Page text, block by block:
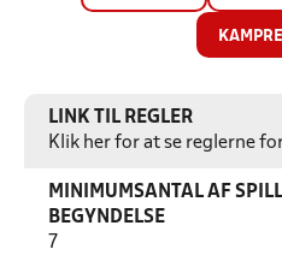
LINK TIL REGLER
Klik her for at se reglerne
MINIMUMSANTAL AF
BEGYNDELSE
7